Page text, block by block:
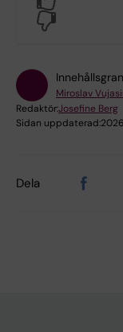
Miroslav
Redaktör:Josefine Berg
Sidan uppdaterad:
Dela